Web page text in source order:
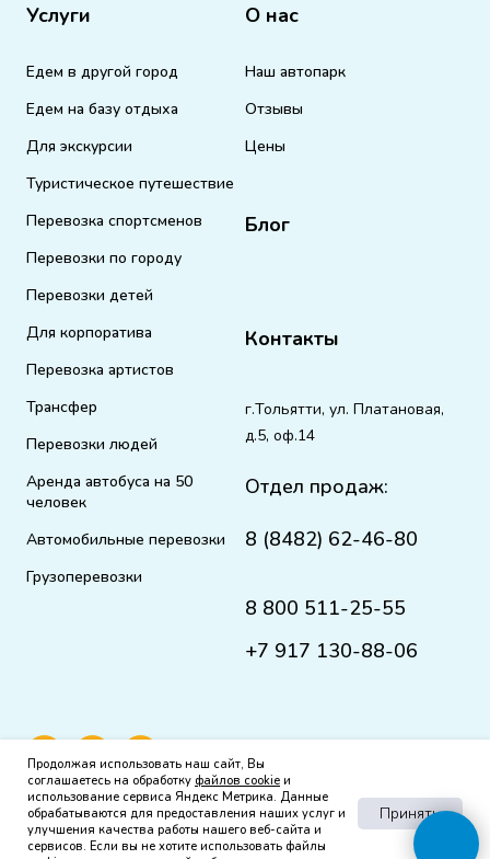
Услуги
Едем в другой город
Едем на базу отдыха
Для экскурсии
Туристическое путешествие
Перевозка спортсменов
Перевозки по городу
Перевозки детей
Для корпоратива
Перевозка артистов
Трансфер
Перевозки людей
Аренда автобуса на 50
человек
Автомобильные перевозки
Грузоперевозки
О нас
Наш автопарк
Отзывы
Цены
Блог
Контакты
г.Тольятти, ул. Платановая,
д.5, оф.14
Отдел продаж:
8 (8482) 62-46-80
8 800 511-25-55
+7 917 130-88-06
Продолжая использовать наш сайт, Вы
соглашаетесь на обработку файлов cookie и
использование сервиса Яндекс Метрика. Данные
обрабатываются для предоставления наших услуг и
улучшения качества работы нашего веб-сайта и
сервисов. Если вы не хотите использовать файлы
Принять